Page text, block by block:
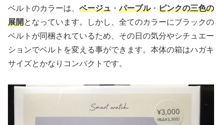
ベルトのカラーは、 ベージュ ・パープル・ ピンクの三色の
展開となっています。しかし、全てのカラーにブラックの
ベルトが同梱されているため、その日の気分やシチュエー
ションでベルトを変える事ができます。本体の箱はハガキ
サイズとかなりコンパクトです。